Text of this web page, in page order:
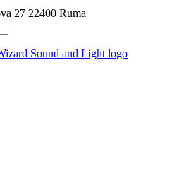
27 22400 Ruma